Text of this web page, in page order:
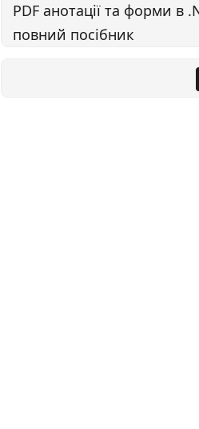
PDF анотації та форми в
повний посібник